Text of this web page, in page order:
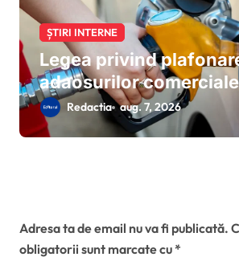
ȘTIRI INTERNE
Legea privind
adaosurilor
carburanți a intrat în
măsurile de urgență
Redactia aug. 7, 2026
Adresa ta de email nu va fi publicată.
obligatorii sunt marcate cu*